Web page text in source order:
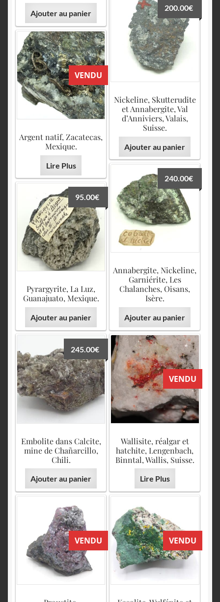
Ajouter au panier
Nickeline, Skutterudite
et Annabergite, Val
d’Anniviers, Valais,
Suisse.
200.00€
Ajouter au panier
VENDU
Argent natif, Zacatecas,
Mexique.
Lire Plus
Annabergite, Nickeline,
Garniérite, Les
Chalanches, Oisans,
Isère.
240.00€
Ajouter au panier
Pyrargyrite, La Luz,
Guanajuato, Mexique.
95.00€
Ajouter au panier
Embolite dans Calcite,
mine de Chañarcillo,
Chili.
245.00€
Ajouter au panier
VENDU
Wallisite, réalgar et
hatchite, Lengenbach,
Binntal, Wallis, Suisse.
Lire Plus
VENDU VENDU